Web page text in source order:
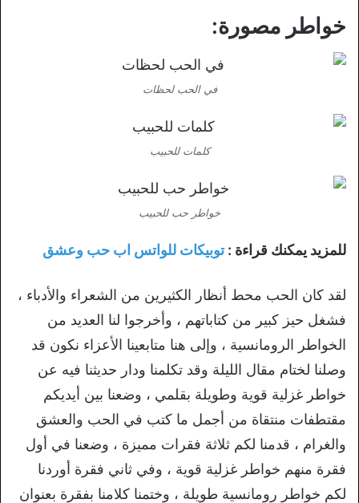
خواطر مصورة:
في الحب لحظات
كلمات للحبيب
خواطر حب للحبيب
للمزيد يمكنك قراءة :توبيكات للواتس اب حب وعشق
لقد كان الحب محط أنظار الكثيرين من الشعراء والأدباء ،
فشغل حيز كبير من كتاباتهم ، وأخرجوا لنا العديد من
الخواطر الرومانسية ، وإلى هنا متابعينا الأعزاء نكون قد
وصلنا لختام مقال الليلة وقد تكلمنا ودار حديثنا فيه عن
خواطر غزلية قوية وطويلة بقلمي ، وضعنا بين أيديكم
مقتطفات منتقاة من أجمل ما كتب في الحب والعشق
والغرام ، قدمنا لكم ثلاثة فقرات مميزة ، وضعنا في أول
فقرة منهم خواطر غزلية قوية ، وفي ثاني فقرة أوردنا
لكم خواطر رومانسية طويلة ، وختمنا كلامنا بفقرة بعنوان